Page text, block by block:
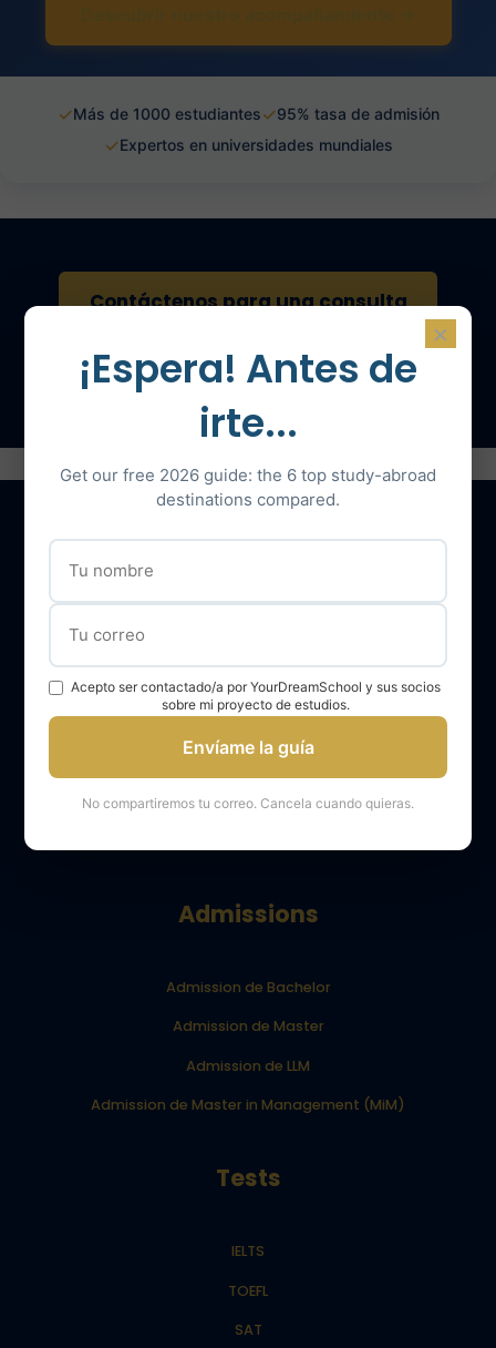
✓Más de 1000 estudiantes✓95% tasa de admisión
✓Expertos en universidades mundiales
Contáctenos para una consulta
Hable con un experto
Nuestros servicios
YourDreamSchool, un socio para su éxito
Obtener apoyo
Opiniones de los alumnos de YourDreamSchool
Resultados de los alumnos de YourDreamSchool
Admissions
Admission de Bachelor
Admission de Master
Admission de LLM
Admission de Master in Management (MiM)
Tests
IELTS
TOEFL
SAT
×
¡Espera! Antes de
irte...
Get our free 2026 guide: the 6 top study-abroad
destinations compared.
Acepto ser contactado/a por YourDreamSchool y sus socios
sobre mi proyecto de estudios.
Envíame la guía
No compartiremos tu correo. Cancela cuando quieras.